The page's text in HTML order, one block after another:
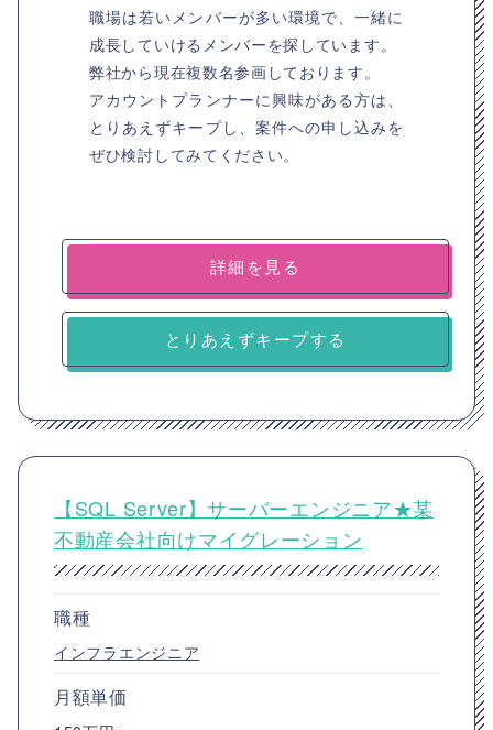
職場は若いメンバーが多い環境で、一緒に
成長していけるメンバーを探しています。
弊社から現在複数名参画しております。
アカウントプランナーに興味がある方は、
とりあえずキープし、案件への申し込みを
ぜひ検討してみてください。
詳細を見る
とりあえずキープする
【SQL Server】サーバーエンジニア★某
不動産会社向けマイグレーション
職種
インフラエンジニア
月額単価